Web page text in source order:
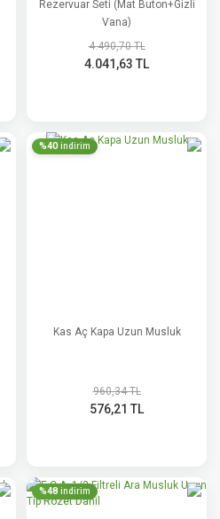
Rezervuar Seti (Mat Buton+Gizli
Vana)
4.490,70 TL
4.041,63 TL
%40 indirim
Kas Aç Kapa Uzun Musluk
960,34 TL
576,21 TL
%48 indirim